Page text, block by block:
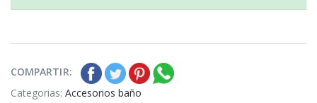
COMPARTIR:
Categorias: Accesorios baño